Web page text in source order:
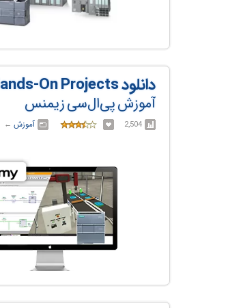
دانلود PLC Ladder Programming with TIA Portal & Hands-On Projects
آموزش پی‌ال‌سی زیمنس
2,504 آموزش ← ‏